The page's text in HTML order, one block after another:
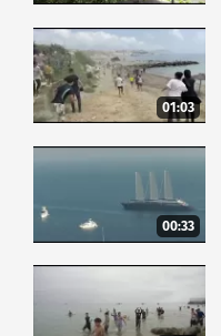
01:03
00:33